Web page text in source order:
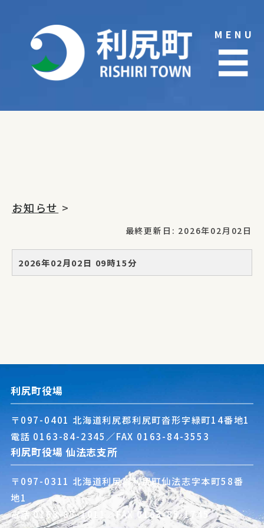
content
MENU
☰
お知らせ >
最終更新日: 2026年02月02日
2026年02月02日 09時15分
利尻町役場
〒097-0401 北海道利尻郡利尻町沓形字緑町14番地1
電話 0163-84-2345 ／FAX 0163-84-3553
利尻町役場 仙法志支所
〒097-0311 北海道利尻郡利尻町仙法志字本町58番
地1
電話0163-85-1011 ／FAX 0163-85-1745